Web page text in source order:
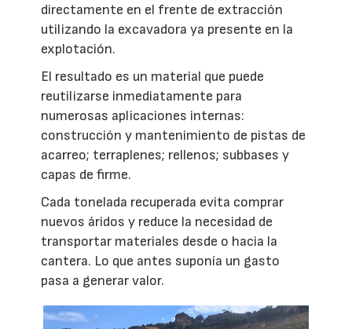
directamente en el frente de extracción
utilizando la excavadora ya presente en la
explotación.
El resultado es un material que puede
reutilizarse inmediatamente para
numerosas aplicaciones internas:
construcción y mantenimiento de pistas de
acarreo; terraplenes; rellenos; subbases y
capas de firme.
Cada tonelada recuperada evita comprar
nuevos áridos y reduce la necesidad de
transportar materiales desde o hacia la
cantera. Lo que antes suponía un gasto
pasa a generar valor.